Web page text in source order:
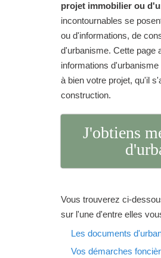
projet immobilier ou
incontournables se
ou d'informations, de
d'urbanisme. Cette page
informations
à bien votre projet, qu'il
construction.
J'obtiens
Vous trouverez ci-
sur l'une d'entre elles
Les documents
Vos démarches